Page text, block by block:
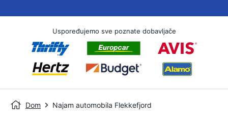
Uspoređujemo sve poznate dobavljače
Dom Najam automobila Flekkefjord